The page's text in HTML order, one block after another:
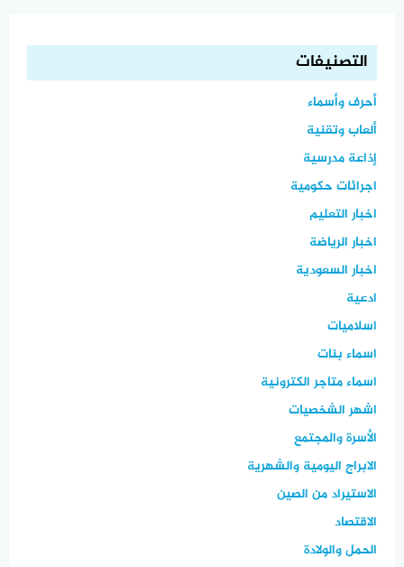
التصنيفات
أحرف وأسماء
ألعاب وتقنية
إذاعة مدرسية
اجرائات حكومية
اخبار التعليم
اخبار الرياضة
اخبار السعودية
ادعية
اسلاميات
اسماء بنات
اسماء متاجر الكترونية
اشهر الشخصيات
الأسرة والمجتمع
الابراج اليومية والشهرية
الاستيراد من الصين
الاقتصاد
الحمل والولادة